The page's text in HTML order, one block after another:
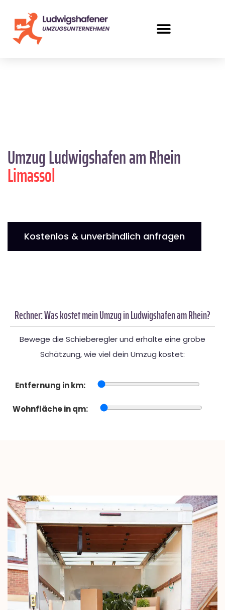
Umzug Ludwigshafen am Rhein
Limassol
Kostenlos & unverbindlich anfragen
Rechner: Was kostet mein Umzug in Ludwigshafen am Rhein?
Bewege die Schieberegler und erhalte eine grobe
Schätzung, wie viel dein Umzug kostet:
Entfernung in km:
Wohnfläche in qm: